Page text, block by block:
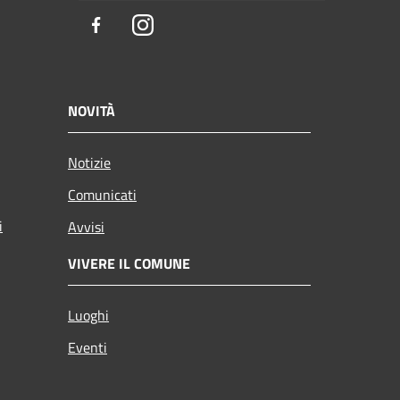
FacebookInstagram
NOVITÀ
Notizie
Comunicati
Avvisi
VIVERE IL COMUNE
Luoghi
Eventi